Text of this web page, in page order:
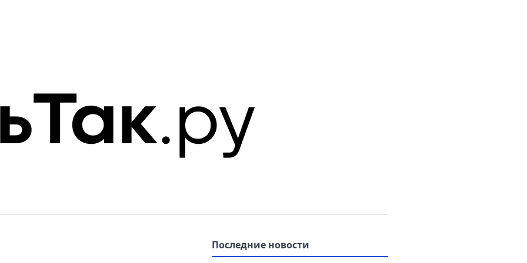
Последние новости